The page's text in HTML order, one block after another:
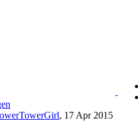
, 17 Apr 2015